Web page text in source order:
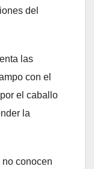
del
las
con el
el caballo
la
conocen